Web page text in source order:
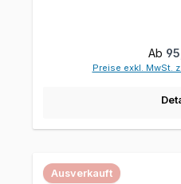
Ab
Preise exkl. MwSt.
Ausverkauft